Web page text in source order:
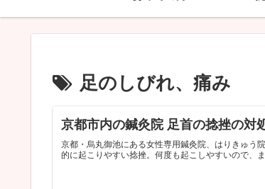
足のしびれ、痛み
京都市内の鍼灸院 足首の捻挫の対
京都・烏丸御池にある女性専用鍼灸院、はりきゅう
的に起こりやすい捻挫。何度も起こしやすいので、